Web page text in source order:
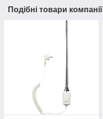
Подібні товари компанії